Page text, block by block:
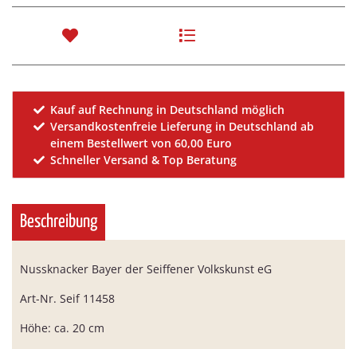
Kauf auf Rechnung in Deutschland möglich
Versandkostenfreie Lieferung in Deutschland ab
einem Bestellwert von 60,00 Euro
Schneller Versand & Top Beratung
Beschreibung
Nussknacker Bayer der Seiffener Volkskunst eG
Art-Nr. Seif 11458
Höhe: ca. 20 cm